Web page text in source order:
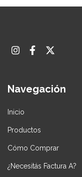
Navegación
Inicio
Productos
Cómo Comprar
¿Necesitás Factura A?